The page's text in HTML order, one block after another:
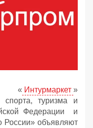
« Интурмаркет »
спорта, туризма и
Федерации и
России» объявляют